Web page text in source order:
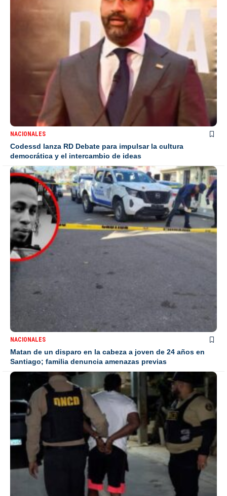
NACIONALES
Codessd lanza RD Debate para impulsar la cultura
democrática y el intercambio de ideas
NACIONALES
Matan de un disparo en la cabeza a joven de 24 años en
Santiago; familia denuncia amenazas previas